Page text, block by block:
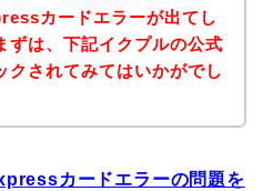
カードエラーが出てし
ずは、下記イクプルの公式
クされてみてはいかがでし
カードエラーの問題を